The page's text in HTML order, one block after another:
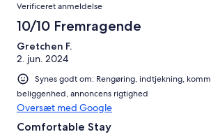
Verificeret anmeldelse
10/10 Fremragende
Gretchen F.
2. jun. 2024
Synes godt om: Rengøring, indtjekning,
beliggenhed, annoncens rigtighed
Oversæt med Google
Comfortable Stay